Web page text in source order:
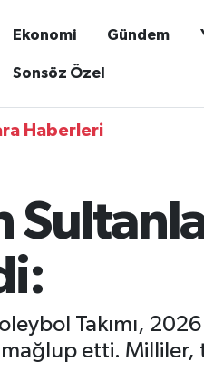
Ekonomi Gündem
Sonsöz Özel
Haberleri
Takımı,
mağlup etti.